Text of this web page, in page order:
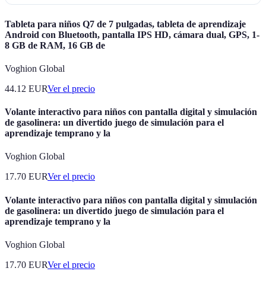
Tableta para niños Q7 de 7 pulgadas, tableta de aprendizaje
Android con Bluetooth, pantalla IPS HD, cámara dual, GPS, 1-
8 GB de RAM, 16 GB de
Voghion Global
44.12 EURVer el precio
Volante interactivo para niños con pantalla digital y simulación
de gasolinera: un divertido juego de simulación para el
aprendizaje temprano y la
Voghion Global
17.70 EURVer el precio
Volante interactivo para niños con pantalla digital y simulación
de gasolinera: un divertido juego de simulación para el
aprendizaje temprano y la
Voghion Global
17.70 EURVer el precio